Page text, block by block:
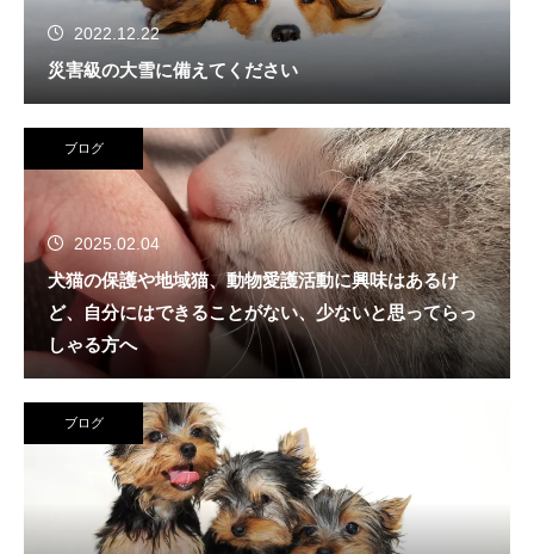
2022.12.22
災害級の大雪に備えてください
ブログ
2025.02.04
犬猫の保護や地域猫、動物愛護活動に興味はあるけ
ど、自分にはできることがない、少ないと思ってらっ
しゃる方へ
ブログ